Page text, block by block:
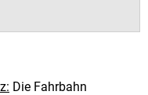
Die Fahrbahn